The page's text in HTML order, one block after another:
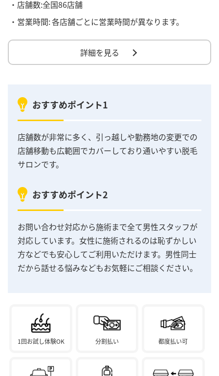
・店舗数:全国86店舗
・営業時間:各店舗ごとに営業時間が異なります。
詳細を見る
おすすめポイント1
店舗数が非常に多く、引っ越しや勤務地の変更での
店舗移動も広範囲でカバーしており通いやすい脱毛
サロンです。
おすすめポイント2
お問い合わせ対応から施術まで全て男性スタッフが
対応しています。女性に施術されるのは恥ずかしい
方などでも安心してご利用いただけます。男性同士
だから話せる悩みなどもお気軽にご相談ください。
1回お試し体験OK 分割払い 都度払い可